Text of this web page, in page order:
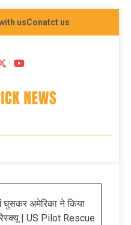
usConatct us
NEWS
घुसकर अमेरिका ने किया
| US Pilot Rescue